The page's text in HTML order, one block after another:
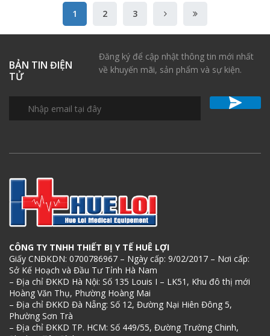
1 2 3
BẢN TIN ĐIỆN
TỬ
Đăng ký để cập nhật thông tin mới nhất
về khuyến mãi, sản phẩm và sự kiện.
CÔNG TY TNHH THIẾT BỊ Y TẾ HUÊ LỢI
Giấy CNĐKDN: 0700786967 – Ngày cấp: 9/02/2017 – Nơi cấp:
Sở Kế Hoạch và Đầu Tư Tỉnh Hà Nam
– Địa chỉ ĐKKD Hà Nội: Số 135 Louis I – LK51, Khu đô thị mới
Hoàng Văn Thụ, Phường Hoàng Mai
– Địa chỉ ĐKKD Đà Nẵng: Số 12, Đường Nại Hiên Đông 5,
Phường Sơn Trà
– Địa chỉ ĐKKD TP. HCM: Số 449/55, Đường Trường Chinh,